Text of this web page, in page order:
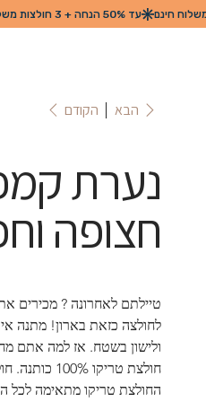
הקודם הבא
נערת
חצופה
טיילתם לאחרונה ? מכירים
לחולצה כזאת בארון! מתנה
ולישון בשטח. אז למה אתם
חולצת טריקו
החולצת טריקו מתאימה לכל